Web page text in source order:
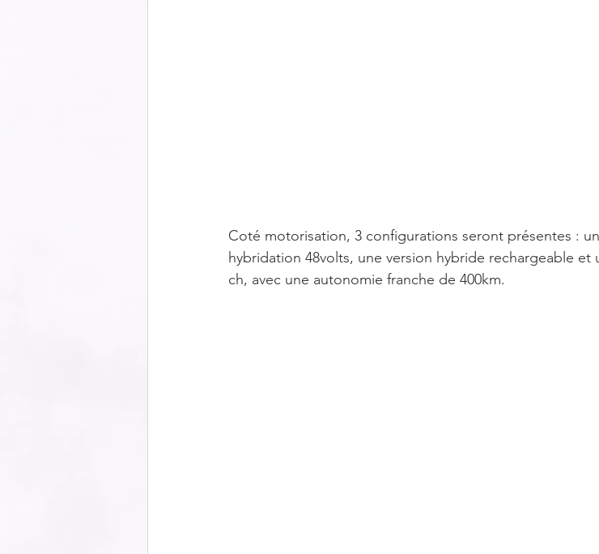
Coté motorisation, 3 configurations seront présentes :
hybridation 48volts, une version hybride rechargeable
ch, avec une autonomie franche de 400km.